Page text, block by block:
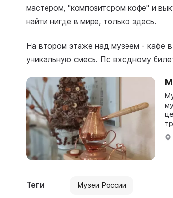
мастером, "композитором кофе" и
найти нигде в мире, только здесь.
На втором этаже над музеем - кафе
уникальную смесь. По входному
Теги Музеи России